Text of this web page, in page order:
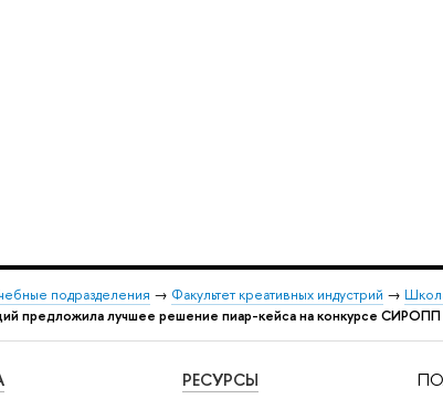
подразделения → Факультет креативных индустрий →
предложила лучшее решение пиар-кейса на конкурсе СИРОПП
РЕСУРСЫ